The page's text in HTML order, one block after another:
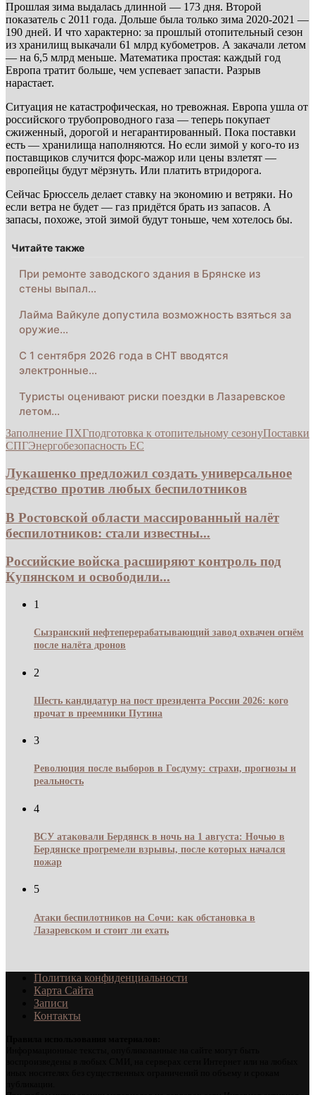
Прошлая зима выдалась длинной — 173 дня. Второй
показатель с 2011 года. Дольше была только зима 2020-2021 —
190 дней. И что характерно: за прошлый отопительный сезон
из хранилищ выкачали 61 млрд кубометров. А закачали летом
— на 6,5 млрд меньше. Математика простая: каждый год
Европа тратит больше, чем успевает запасти. Разрыв
нарастает.
Ситуация не катастрофическая, но тревожная. Европа ушла от
российского трубопроводного газа — теперь покупает
сжиженный, дорогой и негарантированный. Пока поставки
есть — хранилища наполняются. Но если зимой у кого-то из
поставщиков случится форс-мажор или цены взлетят —
европейцы будут мёрзнуть. Или платить втридорога.
Сейчас Брюссель делает ставку на экономию и ветряки. Но
если ветра не будет — газ придётся брать из запасов. А
запасы, похоже, этой зимой будут тоньше, чем хотелось бы.
Читайте также
При ремонте заводского здания в Брянске из
стены выпал…
Лайма Вайкуле допустила возможность взяться за
оружие…
С 1 сентября 2026 года в СНТ вводятся
электронные…
Туристы оценивают риски поездки в Лазаревское
летом…
Заполнение ПХГподготовка к отопительному сезонуПоставки
СПГЭнергобезопасность ЕС
Лукашенко предложил создать универсальное
средство против любых беспилотников
В Ростовской области массированный налёт
беспилотников: стали известны...
Российские войска расширяют контроль под
Купянском и освободили...
1
Сызранский нефтеперерабатывающий завод охвачен огнём
после налёта дронов
2
Шесть кандидатур на пост президента России 2026: кого
прочат в преемники Путина
3
Революция после выборов в Госдуму: страхи, прогнозы и
реальность
4
ВСУ атаковали Бердянск в ночь на 1 августа: Ночью в
Бердянске прогремели взрывы, после которых начался
пожар
5
Атаки беспилотников на Сочи: как обстановка в
Лазаревском и стоит ли ехать
Политика конфиденциальности
Карта Сайта
Записи
Контакты